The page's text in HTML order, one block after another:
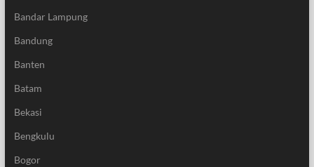
Bandar Lampung
Bandung
Banten
Batam
Bekasi
Bengkulu
Bogor